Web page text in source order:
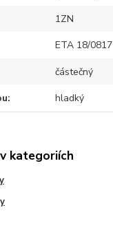
1ZN
ETA 18/0817
částečný
hladký
kategoriích